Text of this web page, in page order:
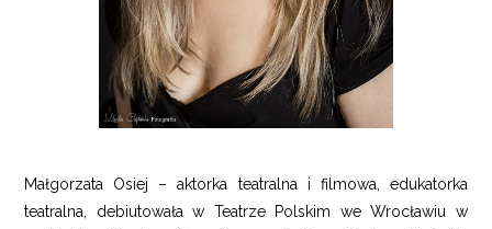
Małgorzata Osiej – aktorka teatralna i filmowa, edukatorka
teatralna, debiutowała w Teatrze Polskim we Wrocławiu w